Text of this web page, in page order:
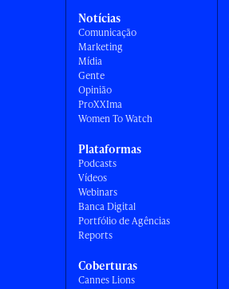
Notícias
Comunicação
Marketing
Mídia
Gente
Opinião
ProXXIma
Women To Watch
Plataformas
Podcasts
Vídeos
Webinars
Banca Digital
Portfólio de Agências
Reports
Coberturas
Cannes Lions